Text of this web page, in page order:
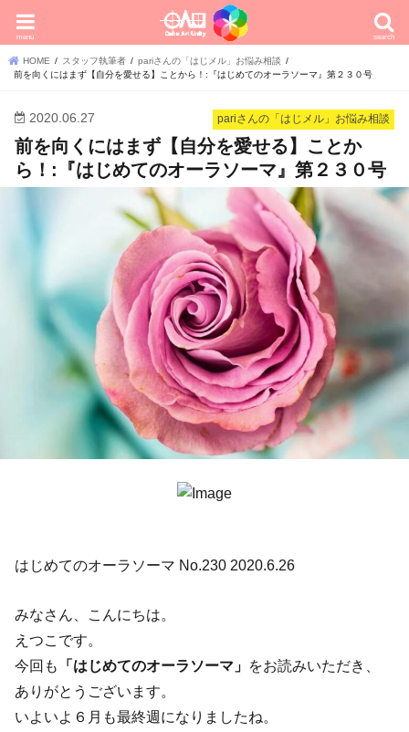
search
menu
HOME スタッフ執筆者
pariさんの「はじメル」お悩み相談
前を向くにはまず【自分を愛せる】ことから！:『はじめてのオーラソーマ』第２３０号
pariさんの「はじメル」お悩み相談
2020.06.27
前を向くにはまず【自分を愛せる】ことか
ら！:『はじめてのオーラソーマ』第２３０号
はじめてのオーラソーマ No.230 2020.6.26
みなさん、こんにちは。
えつこです。
今回も
「はじめてのオーラソーマ」 をお読みいただき、
ありがとうございます。
いよいよ６月も最終週になりましたね。